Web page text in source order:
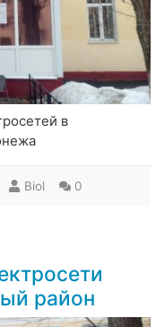
в
Biol 0
район